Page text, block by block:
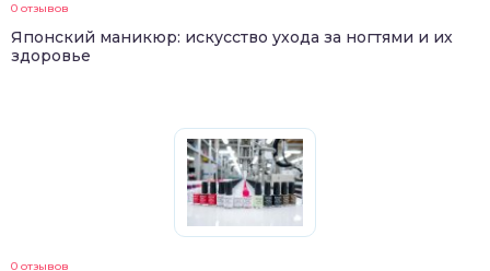
0 отзывов
Японский маникюр: искусство ухода за ногтями и их
здоровье
0 отзывов